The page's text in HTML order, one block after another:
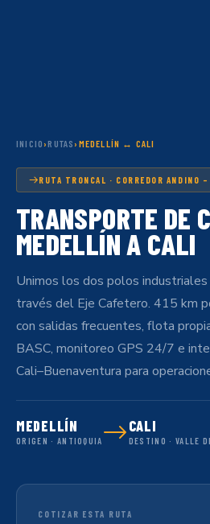
INICIO ›RUTAS › MEDELLÍN ↔ CALI
RUTA TRONCAL · CORREDOR ANDINO –
TRANSPORTE DE
MEDELLÍN A CALI
Unimos los dos polos
través del Eje Cafetero. 415 km
con salidas frecuentes, flota
BASC, monitoreo GPS 24/7 e
Cali–Buenaventura para
MEDELLÍN
ORIGEN · ANTIOQUIA
CALI
DESTINO · VALLE
COTIZAR ESTA RUTA